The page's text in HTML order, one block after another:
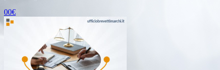
00€